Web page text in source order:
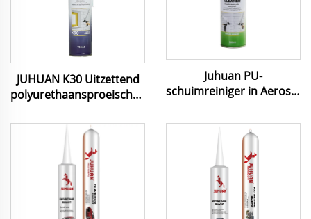
JUHUAN K30 Uitzettend
polyurethaansproeischuim
gebruikt voor
deurbekleding afdichten
Juhuan PU-
schuimreiniger in Aerosol
Niet-Gehard Schuim en
het Schoonmaken van
Lijmsproeiers Adapters
Kleppen Snelwerkend
Milieuvriendelijk